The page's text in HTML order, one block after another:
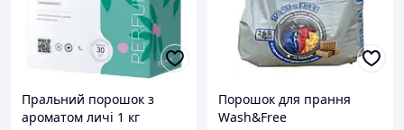
Пральний порошок з
ароматом личі 1 кг
Порошок для прання
Wash&Free